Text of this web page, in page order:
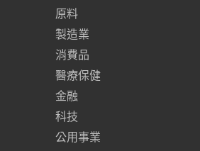
原料
製造業
消費品
醫療保健
金融
科技
公用事業